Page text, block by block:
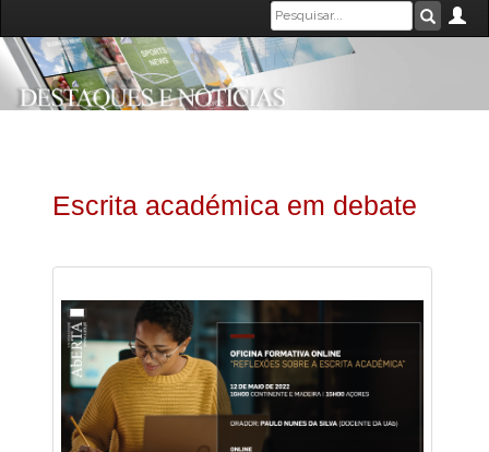
Caixa
de
pesquisa
Escrita académica em debate